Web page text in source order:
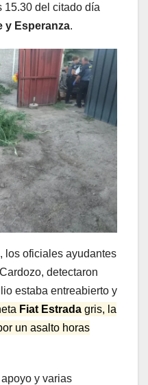
15.30 del citado día
y Esperanza.
los oficiales ayudantes
detectaron
estaba entreabierto y
Fiat Estrada gris, la
un asalto horas
y varias